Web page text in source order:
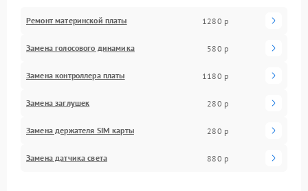
Ремонт материнской платы 1280 р
Замена голосового динамика 580 р
Замена контроллера платы 1180 р
Замена заглушек 280 р
Замена держателя SIM карты 280 р
Замена датчика света 880 р